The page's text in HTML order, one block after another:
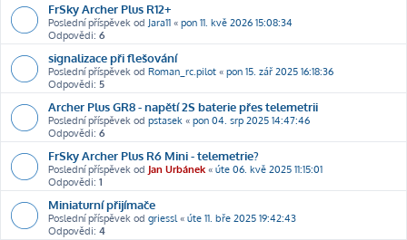
FrSky Archer Plus R12+
Poslední příspěvek od Jara11 « pon 11. kvě 2026 15:08:34
Odpovědi: 6
signalizace při flešování
Poslední příspěvek od Roman_rc.pilot « pon 15. zář 2025 16:18:36
Odpovědi: 5
Archer Plus GR8 - napětí 2S baterie přes telemetrii
Poslední příspěvek od pstasek « pon 04. srp 2025 14:47:46
Odpovědi: 6
FrSky Archer Plus R6 Mini - telemetrie?
Poslední příspěvek od Jan Urbánek « úte 06. kvě 2025 11:15:01
Odpovědi: 1
Miniaturní přijímače
Poslední příspěvek od griessl« úte 11. bře 2025 19:42:43
Odpovědi: 4